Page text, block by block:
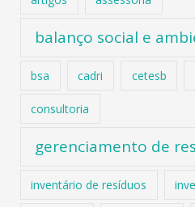
balanço social e
bsa cadri cetesb
consultoria
gerenciamento de
inventário de resíduos